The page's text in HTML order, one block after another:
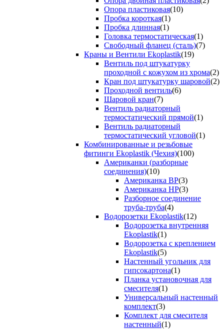
Опора пластиковая(10)
Пробка короткая(1)
Пробка длинная(1)
Головка термостатическая(1)
Свободный фланец (сталь)(7)
Краны и Вентили Ekoplastik(19)
Вентиль под штукатурку
проходной с кожухом из хрома(2)
Кран под штукатурку шаровой(2)
Проходной вентиль(6)
Шаровой кран(7)
Вентиль радиаторный
термостатический прямой(1)
Вентиль радиаторный
термостатический угловой(1)
Комбинированные и резьбовые
фитинги Ekoplastik (Чехия)(100)
Американки (разборные
соединения)(10)
Американка ВР(3)
Американка НР(3)
Разборное соединение
труба-труба(4)
Водорозетки Ekoplastik(12)
Водорозетка внутренняя
Ekoplastik(1)
Водорозетка с креплением
Ekoplastik(5)
Настенный угольник для
гипсокартона(1)
Планка установочная для
смесителя(1)
Универсальный настенный
комплект(3)
Комплект для смесителя
настенный(1)